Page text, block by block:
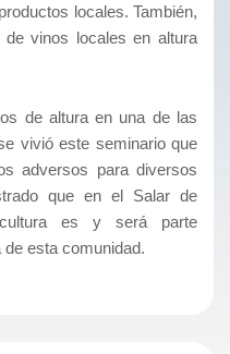
locales. También,
vinos locales en altura
de altura en una de las
vivió este seminario que
adversos para diversos
que en el Salar de
es y será parte
esta comunidad.